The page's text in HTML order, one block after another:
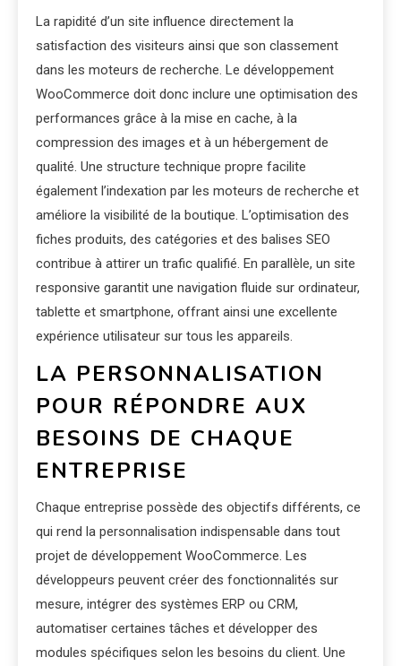
La rapidité d’un site influence directement la
satisfaction des visiteurs ainsi que son classement
dans les moteurs de recherche. Le développement
WooCommerce doit donc inclure une optimisation des
performances grâce à la mise en cache, à la
compression des images et à un hébergement de
qualité. Une structure technique propre facilite
également l’indexation par les moteurs de recherche et
améliore la visibilité de la boutique. L’optimisation des
fiches produits, des catégories et des balises SEO
contribue à attirer un trafic qualifié. En parallèle, un site
responsive garantit une navigation fluide sur ordinateur,
tablette et smartphone, offrant ainsi une excellente
expérience utilisateur sur tous les appareils.
LA PERSONNALISATION
POUR RÉPONDRE AUX
BESOINS DE CHAQUE
ENTREPRISE
Chaque entreprise possède des objectifs différents, ce
qui rend la personnalisation indispensable dans tout
projet de développement WooCommerce. Les
développeurs peuvent créer des fonctionnalités sur
mesure, intégrer des systèmes ERP ou CRM,
automatiser certaines tâches et développer des
modules spécifiques selon les besoins du client. Une